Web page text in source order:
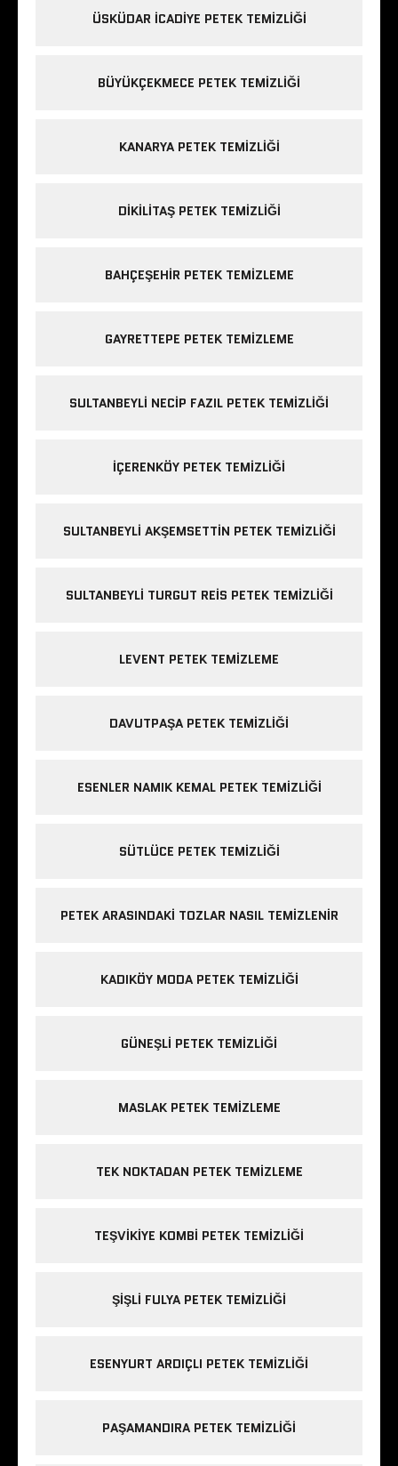
ÜSKÜDAR ICADIYE PETEK TEMIZLIĞI
BÜYÜKÇEKMECE PETEK TEMIZLIĞI
KANARYA PETEK TEMIZLIĞI
DIKILITAŞ PETEK TEMIZLIĞI
BAHÇEŞEHIR PETEK TEMIZLEME
GAYRETTEPE PETEK TEMIZLEME
SULTANBEYLI NECIP FAZIL PETEK TEMIZLIĞI
IÇERENKÖY PETEK TEMIZLIĞI
SULTANBEYLI AKŞEMSETTIN PETEK TEMIZLIĞI
SULTANBEYLI TURGUT REIS PETEK TEMIZLIĞI
LEVENT PETEK TEMIZLEME
DAVUTPAŞA PETEK TEMIZLIĞI
ESENLER NAMIK KEMAL PETEK TEMIZLIĞI
SÜTLÜCE PETEK TEMIZLIĞI
PETEK ARASINDAKI TOZLAR NASIL TEMIZLENIR
KADIKÖY MODA PETEK TEMIZLIĞI
GÜNEŞLI PETEK TEMIZLIĞI
MASLAK PETEK TEMIZLEME
TEK NOKTADAN PETEK TEMIZLEME
TEŞVIKIYE KOMBI PETEK TEMIZLIĞI
ŞIŞLI FULYA PETEK TEMIZLIĞI
ESENYURT ARDIÇLI PETEK TEMIZLIĞI
PAŞAMANDIRA PETEK TEMIZLIĞI